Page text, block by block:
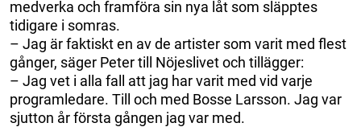
medverka och framföra sin nya låt som släpptes
tidigare i somras.
– Jag är faktiskt en av de artister som varit med flest
gånger, säger Peter till Nöjeslivet och tillägger:
– Jag vet i alla fall att jag har varit med vid varje
programledare. Till och med Bosse Larsson. Jag var
sjutton år första gången jag var med.